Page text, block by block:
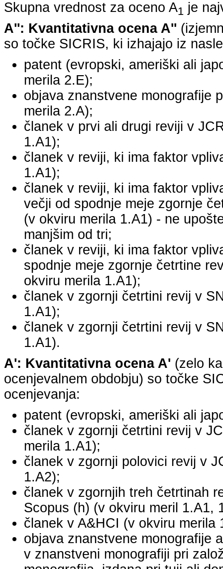
Skupna vrednost za oceno A1 je
A'': Kvantitativna ocena A''
so točke SICRIS, ki izhajajo iz
patent (evropski, ameriški ali
merila 2.E);
objava znanstvene monografije
merila 2.A);
članek v prvi ali drugi reviji v
1.A1);
članek v reviji, ki ima faktor
1.A1);
članek v reviji, ki ima faktor
večji od spodnje meje zgornje
(v okviru merila 1.A1) - ne
manjšim od tri;
članek v reviji, ki ima faktor
spodnje meje zgornje četrtine
okviru merila 1.A1);
članek v zgornji četrtini revij v
1.A1);
članek v zgornji četrtini revij v
1.A1).
A': Kvantitativna ocena A' (zelo
ocenjevalnem obdobju) so točke
ocenjevanja:
patent (evropski, ameriški ali
članek v zgornji četrtini revij v
merila 1.A1);
članek v zgornji polovici revij v
1.A2);
članek v zgornjih treh četrtinah
Scopus (h) (v okviru meril 1.A1,
članek v A&HCI (v okviru merila
objava znanstvene monografije
v znanstveni monografiji pri